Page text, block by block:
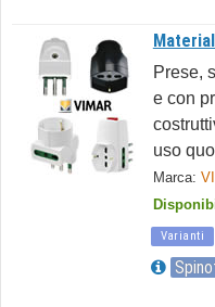
Prese,
e con
uso
Marca:
Varianti